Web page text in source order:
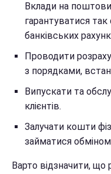
Вклади на
гарантуватися так
банківських
Проводити
з порядками,
Випускати та
клієнтів.
Залучати кошти
займатися
Варто відзначити,